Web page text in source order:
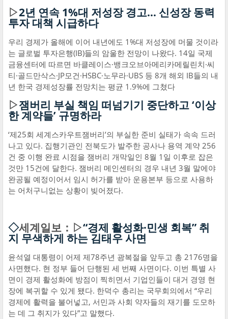
▷2년 연속 1%대 저성장 경고… 신성장 동력
투자 대책 시급하다
우리 경제가 올해에 이어 내년에도 1%대 저성장에 머물 것이라
는 글로벌 투자은행(IB)들의 암울한 전망이 나왔다. 14일 국제
금융센터에 따르면 바클레이스·뱅크오브아메리카메릴린치·씨
티·골드만삭스·JP모건·HSBC·노무라·UBS 등 8개 해외 IB들의 내
년 한국 경제성장률 전망치는 평균 1.9%에 그쳤다
▷잼버리 부실 책임 떠넘기기 중단하고 ‘이상
한 계약들’ 규명하라
‘제25회 세계스카우트잼버리’의 부실한 준비 실태가 속속 드러
나고 있다. 집행기관인 전북도가 발주한 공사나 용역 계약 256
건 중 이행 완료 시점을 잼버리 개막일인 8월 1일 이후로 잡은
것만 15건에 달한다. 잼버리 메인센터의 경우 내년 3월 말에야
완공될 예정이어서 임시 허가를 받아 운용본부 등으로 사용하
는 어처구니없는 상황이 빚어졌다.
◇세계일보：▷“경제 활성화·민생 회복” 취
지 무색하게 하는 김태우 사면
윤석열 대통령이 어제 제78주년 광복절을 앞두고 총 2176명을
사면했다. 현 정부 들어 단행된 세 번째 사면이다. 이번 특별 사
면이 경제 활성화에 방점이 찍히면서 기업인들이 대거 경영 현
장에 복귀할 수 있게 됐다. 한덕수 총리는 국무회의에서 “우리
경제에 활력을 불어넣고, 서민과 사회 약자들의 재기를 도모하
는 데 그 취지가 있다”고 말했다.